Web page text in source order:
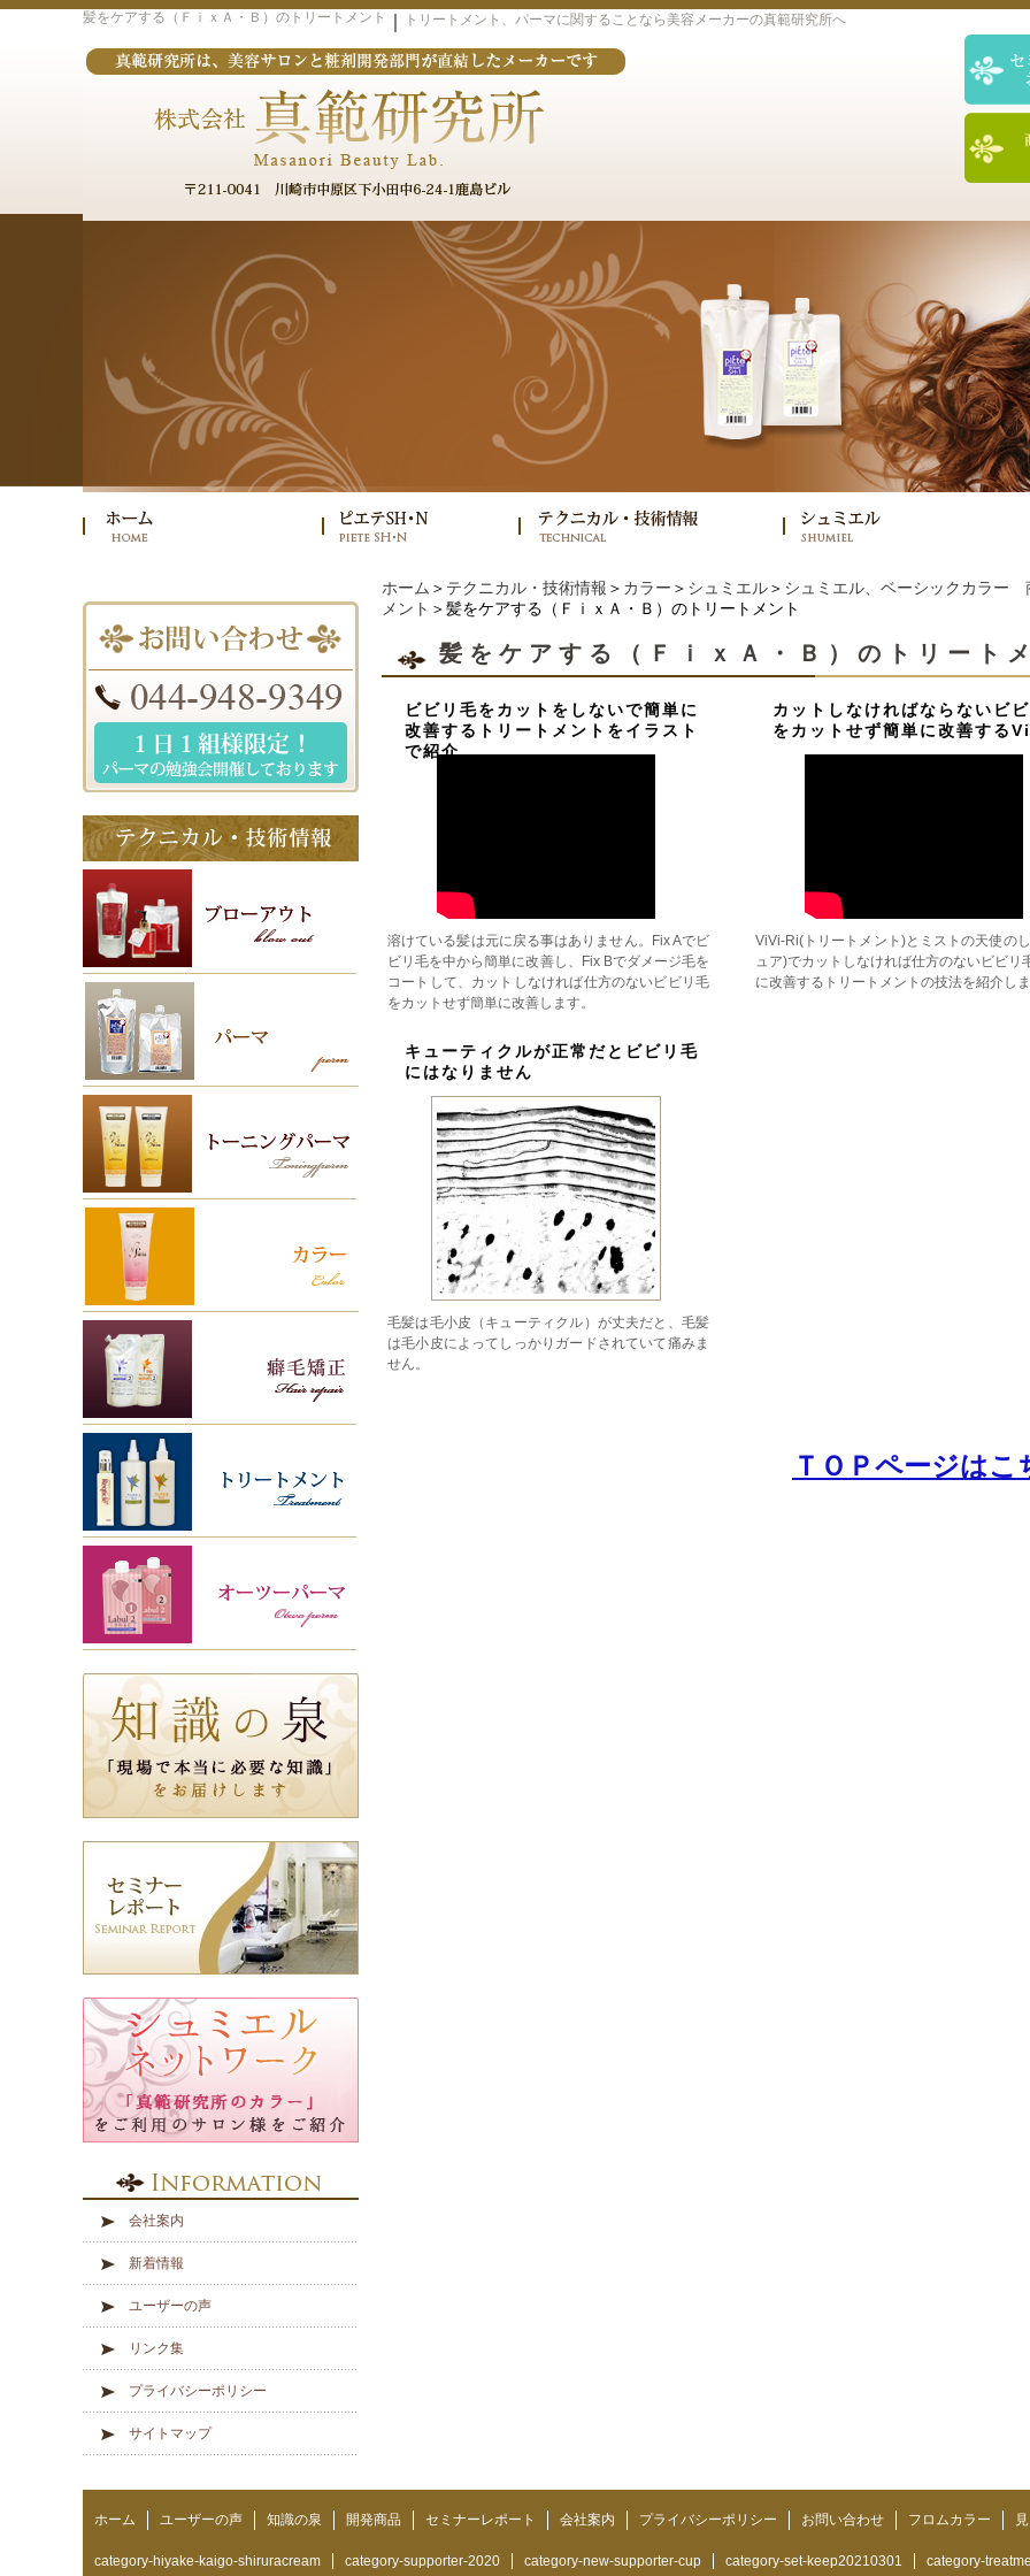
髪をケアする（ＦｉｘＡ・Ｂ）のトリートメント トリートメント、パーマに関することなら美容メーカーの真範研究所へ
ホーム ＞ テクニカル・技術情報 ＞ カラー ＞ シュミエル＞ シュミエル、ベーシックカラー
メント ＞髪をケアする（ＦｉｘＡ・Ｂ）のトリートメント
髪をケアする（ＦｉｘＡ・Ｂ）のトリート
ビビリ毛をカットをしないで簡単に
改善するトリートメントをイラスト
で紹介
溶けている髪は元に戻る事はありません。Fix Aでビ
ビリ毛を中から簡単に改善し、Fix Bでダメージ毛を
コートして、カットしなければ仕方のないビビリ毛
をカットせず簡単に改善します。
カットしなければならないビ
をカットせず簡単に改善する
ViVi-Ri(トリートメント)とミストの天使の
ュア)でカットしなければ仕方のないビビリ
に改善するトリートメントの技法を紹介し
キューティクルが正常だとビビリ毛
にはなりません
毛髪は毛小皮（キューティクル）が丈夫だと、毛髪
は毛小皮によってしっかりガードされていて痛みま
せん。
ＴＯＰページはこ
会社案内
新着情報
ユーザーの声
リンク集
プライバシーポリシー
サイトマップ
ホーム ユーザーの声 知識の泉 開発商品 セミナーレポート 会社案内 プライバシーポリシー お問い合わせ フロムカラー
category-hiyake-kaigo-shiruracream category-supporter-2020 category-new-supporter-cup category-set-keep20210301 category-